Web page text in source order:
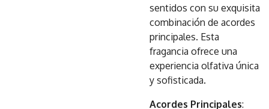
sentidos con su exquisita
combinación de acordes
principales. Esta
fragancia ofrece una
experiencia olfativa única
y sofisticada.
Acordes Principales: